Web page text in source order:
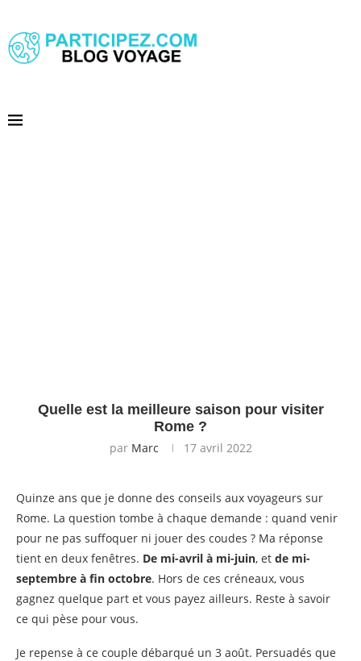
Quelle est la meilleure saison pour visiter
Rome ?
par Marc 17 avril 2022
Quinze ans que je donne des conseils aux voyageurs sur
Rome. La question tombe à chaque demande : quand venir
pour ne pas suffoquer ni jouer des coudes ? Ma réponse
tient en deux fenêtres. De mi-avril à mi-juin, et de mi-
septembre à fin octobre. Hors de ces créneaux, vous
gagnez quelque part et vous payez ailleurs. Reste à savoir
ce qui pèse pour vous.
Je repense à ce couple débarqué un 3 août. Persuadés que